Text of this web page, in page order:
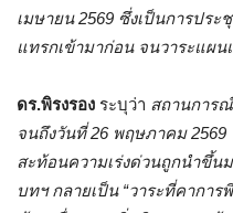
เมษายน 2569 ซึ่งเป็นการประ
แทรกเข้ามาก่อน จนวาระแผ
ดร.พิรงรอง ระบุว่า สถานการ
จนถึงวันที่ 26 พฤษภาคม 2569
สะท้อนความเร่งด่วนถูกนำขึ้
บทฯ กลายเป็น “วาระที่คาการ